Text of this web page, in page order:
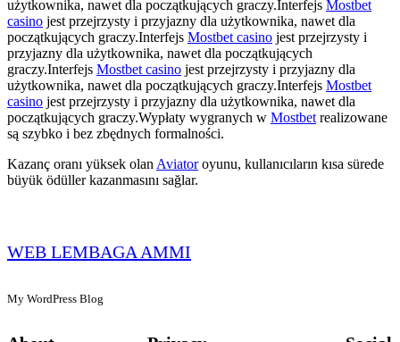
użytkownika, nawet dla początkujących graczy.Interfejs Mostbet
casino jest przejrzysty i przyjazny dla użytkownika, nawet dla
początkujących graczy.Interfejs Mostbet casino jest przejrzysty i
przyjazny dla użytkownika, nawet dla początkujących
graczy.Interfejs Mostbet casino jest przejrzysty i przyjazny dla
użytkownika, nawet dla początkujących graczy.Interfejs Mostbet
casino jest przejrzysty i przyjazny dla użytkownika, nawet dla
początkujących graczy.Wypłaty wygranych w Mostbetrealizowane
są szybko i bez zbędnych formalności.
Kazanç oranı yüksek olanAviatoroyunu, kullanıcıların kısa sürede
büyük ödüller kazanmasını sağlar.
WEB LEMBAGA AMMI
My WordPress Blog